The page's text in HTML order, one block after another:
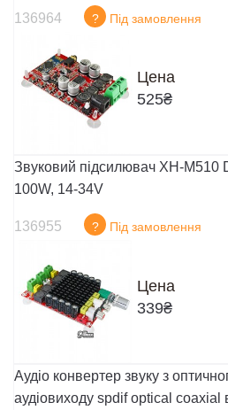
136964 ? Під замовлення
Цена
525₴
Звуковий підсилювач XH-M510
100W, 14-34V
136955 ? Під замовлення
Цена
339₴
Аудіо конвертер звуку з
аудіовиходу spdif optical coaxial